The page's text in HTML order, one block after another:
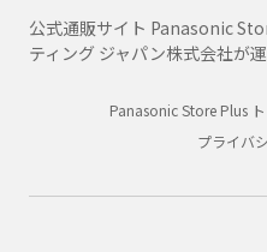
公式通販サイト Panasonic
ティング ジャパン株式会社が運
Panasonic Store Plus
プライバ